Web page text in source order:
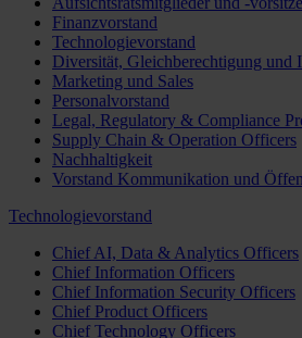
Finanzvorstand
Technologievorstand
Diversität, Gleichberechtigung und
Marketing und Sales
Personalvorstand
Legal, Regulatory & Compliance
Supply Chain & Operation Officers
Nachhaltigkeit
Vorstand Kommunikation und
Technologievorstand
Chief AI, Data & Analytics Officers
Chief Information Officers
Chief Information Security Officers
Chief Product Officers
Chief Technology Officers